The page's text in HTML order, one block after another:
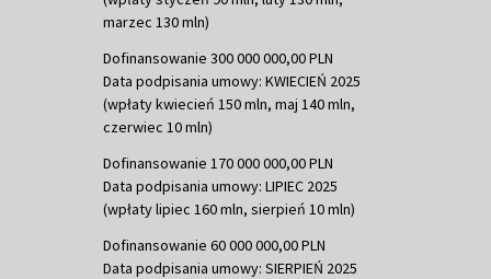
marzec 130 mln)
Dofinansowanie 300 000 000,00 PLN
Data podpisania umowy: KWIECIEŃ 2025
(wpłaty kwiecień 150 mln, maj 140 mln,
czerwiec 10 mln)
Dofinansowanie 170 000 000,00 PLN
Data podpisania umowy: LIPIEC 2025
(wpłaty lipiec 160 mln, sierpień 10 mln)
Dofinansowanie 60 000 000,00 PLN
Data podpisania umowy: SIERPIEŃ 2025